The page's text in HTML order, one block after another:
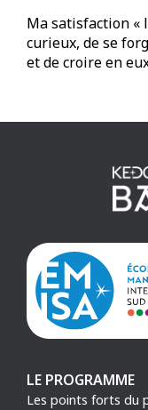
Ma satisfaction «
curieux, de se
et de croire en
LE PROGRAMME
Les points forts du